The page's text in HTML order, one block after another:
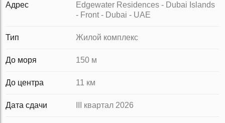
Адрес
Edgewater Residences - Dubai Islands
- Front - Dubai - UAE
Тип Жилой комплекс
До моря 150 м
До центра 11 км
Дата сдачи III квартал 2026